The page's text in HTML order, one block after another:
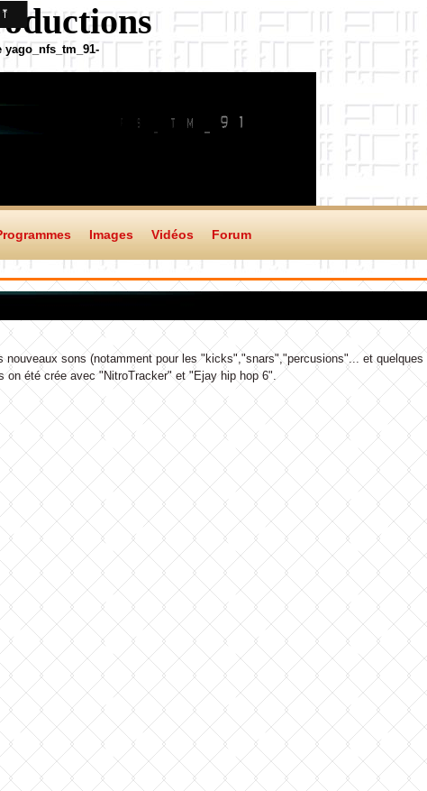
yago_nfs_tm_91-
Images Vidéos Forum
nouveaux sons (notamment pour les "kicks","snars","percusions"... et quelques
on été crée avec "NitroTracker" et "Ejay hip hop 6".